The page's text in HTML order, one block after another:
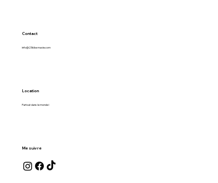
Contact
info@23kilosmavie.com
Location
Partout dans le monde !
Me suivre